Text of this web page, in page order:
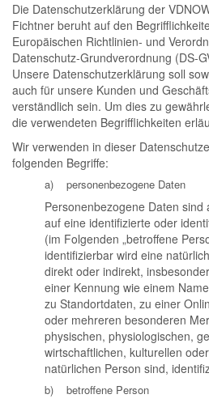
Die Datenschutzerklärung der
Fichtner beruht auf den
Europäischen Richtlinien- und
Datenschutz-Grundverordnung (DS-
Unsere Datenschutzerklärung soll
auch für unsere Kunden und
verständlich sein. Um dies zu
die verwendeten Begrifflichkeiten
Wir verwenden in dieser
folgenden Begriffe:
a) personenbezogene Daten
Personenbezogene Daten
auf eine identifizierte oder
(im Folgenden „betroffene
identifizierbar wird eine
direkt oder indirekt,
einer Kennung wie einem
zu Standortdaten, zu einer
oder mehreren besonderen
physischen, physiologischen,
wirtschaftlichen, kulturellen
natürlichen Person sind,
b) betroffene Person